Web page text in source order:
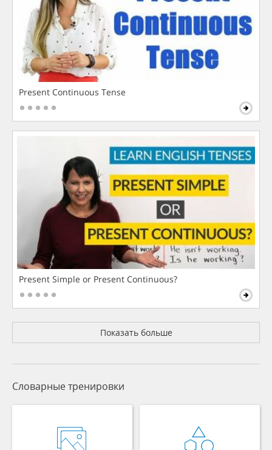
Present Continuous Tense
Present Simple or Present Continuous?
Показать больше
Словарные тренировки